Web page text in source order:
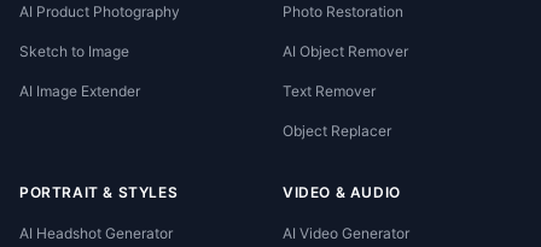
AI Product Photography
Sketch to Image
AI Image Extender
Photo Restoration
AI Object Remover
Text Remover
Object Replacer
PORTRAIT & STYLES
AI Headshot Generator
VIDEO & AUDIO
AI Video Generator